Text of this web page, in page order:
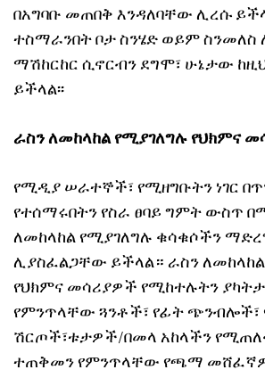
በአግባቡ መጠበቅ እንዳለባቸው ሊረሱ
ተስማራንበት ቦታ ስንሄድ ወይም ስንመለስ
ማሽከርከር ሲኖርብን ደግሞ፣ ሁኔታው
ይችላል፡፡
ራስን ለመከላከል የሚያገለግሉ የህክምና
የሚዲያ ሠራተኞች፣ የሚዘግቡትን ነገር
የተሰማሩበትን የስራ ፀባይ ግምት ውስጥ
ለመከላከል የሚያገለግሉ ቁሳቁሶችን
ሊያስፈልጋቸው ይችላል። ራስን
የህክምና መሳሪያዎች የሚከተሉትን
የምንጥላቸው ጓንቶች፣ የፊት ጭንብሎች፣
ሽርጦች፣ቱታዎች/በመላ አከላችን
ተጠቅመን የምንጥላቸው የጫማ